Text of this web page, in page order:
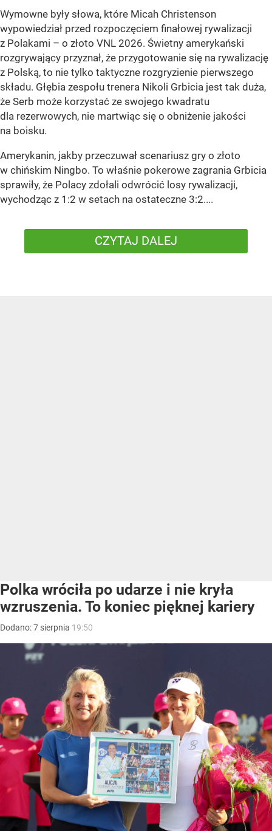
Wymowne były słowa, które Micah Christenson
wypowiedział przed rozpoczęciem finałowej rywalizacji
z Polakami – o złoto VNL 2026. Świetny amerykański
rozgrywający przyznał, że przygotowanie się na rywalizację
z Polską, to nie tylko taktyczne rozgryzienie pierwszego
składu. Głębia zespołu trenera Nikoli Grbicia jest tak duża,
że Serb może korzystać ze swojego kwadratu
dla rezerwowych, nie martwiąc się o obniżenie jakości
na boisku.
Amerykanin, jakby przeczuwał scenariusz gry o złoto
w chińskim Ningbo. To właśnie pokerowe zagrania Grbicia
sprawiły, że Polacy zdołali odwrócić losy rywalizacji,
wychodząc z 1:2 w setach na ostateczne 3:2....
CZYTAJ DALEJ
Polka wróciła po udarze i nie kryła
wzruszenia. To koniec pięknej kariery
Dodano:7 sierpnia 19:50